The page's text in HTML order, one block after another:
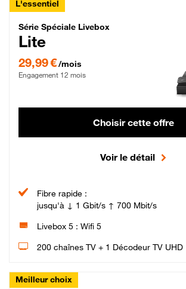
L'essentiel
Série Spéciale Livebox
Série Spéciale Livebox
Lite
29,99 €/mois
Engagement 12 mois
Choisir cette offre
Voir le détail
Fibre rapide :
jusqu'à ↓ 1 Gbit/s ↑ 700 Mbit/s
Livebox 5 : Wifi 5
200 chaînes TV + 1 Décodeur TV UHD
Meilleur choix